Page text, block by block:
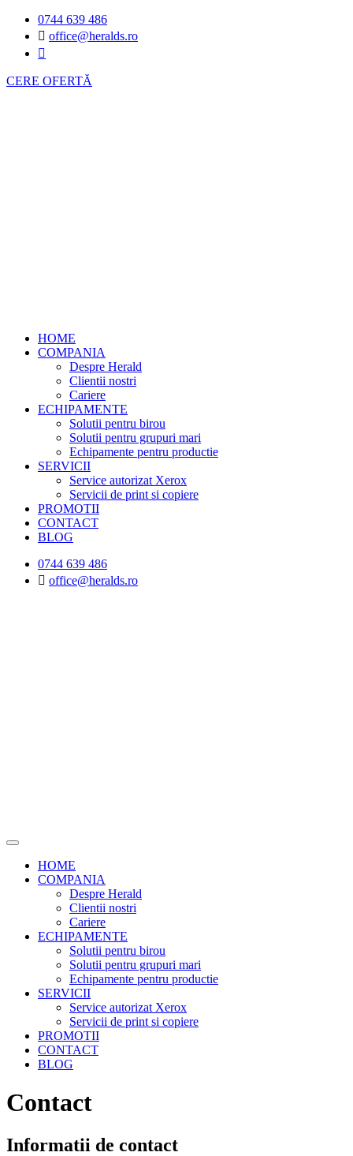
0744 639 486
office@heralds.ro
CERE OFERTĂ
HOME
COMPANIA
Despre Herald
Clientii nostri
Cariere
ECHIPAMENTE
Solutii pentru birou
Solutii pentru grupuri mari
Echipamente pentru productie
SERVICII
Service autorizat Xerox
Servicii de print si copiere
PROMOTII
CONTACT
BLOG
0744 639 486
office@heralds.ro
HOME
COMPANIA
Despre Herald
Clientii nostri
Cariere
ECHIPAMENTE
Solutii pentru birou
Solutii pentru grupuri mari
Echipamente pentru productie
SERVICII
Service autorizat Xerox
Servicii de print si copiere
PROMOTII
CONTACT
BLOG
Contact
Informatii de contact